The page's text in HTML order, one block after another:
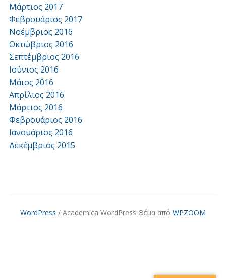
Μάρτιος 2017
Φεβρουάριος 2017
Νοέμβριος 2016
Οκτώβριος 2016
Σεπτέμβριος 2016
Ιούνιος 2016
Μάιος 2016
Απρίλιος 2016
Μάρτιος 2016
Φεβρουάριος 2016
Ιανουάριος 2016
Δεκέμβριος 2015
WordPress / Academica WordPress Θέμα από WPZOOM